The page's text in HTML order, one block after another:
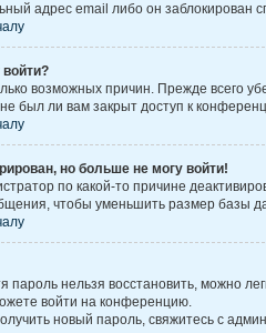
адрес email либо он заблокирован
возможных причин. Прежде всего
был ли вам закрыт доступ к
но больше не могу войти!
по какой-то причине
чтобы уменьшить размер базы
пароль нельзя восстановить, можно
войти на конференцию.
новый пароль, свяжитесь с